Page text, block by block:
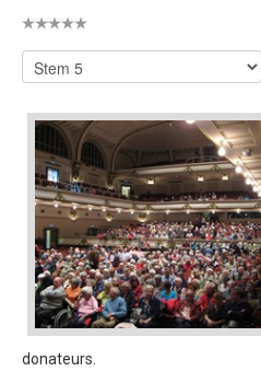
ANBI
AVG
Wat doen we
Voorstellingen
Samenwerking
Beeldschriften
Wat zoeken we
Donateurs
Vrijwilligers
donateurs.